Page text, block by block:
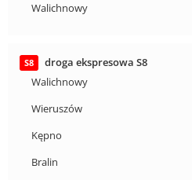
Walichnowy
S8
droga ekspresowa S8
Walichnowy
Wieruszów
Kępno
Bralin